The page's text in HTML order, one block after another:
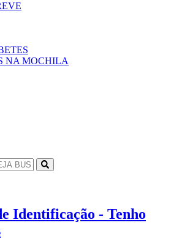
NA MOCHILA
Identificação - Tenho